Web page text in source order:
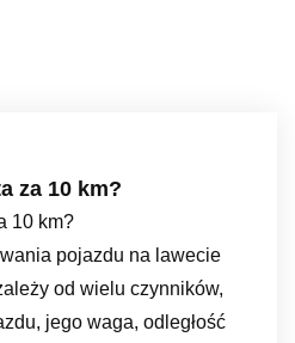
za 10 km?
10 km?
pojazdu na lawecie
od wielu czynników,
jego waga, odległość